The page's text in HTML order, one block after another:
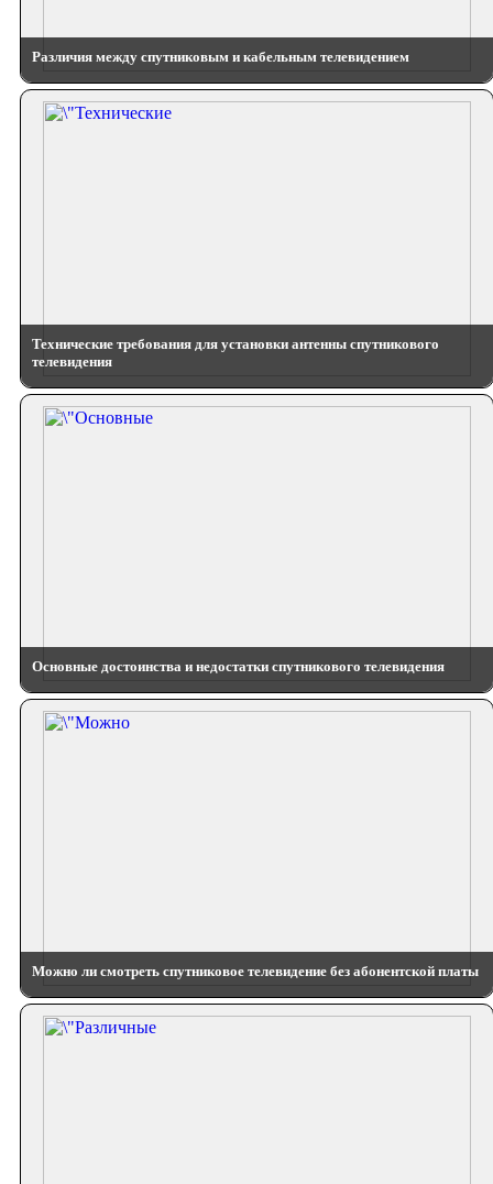
Различия между спутниковым и кабельным телевидением
Технические требования для установки антенны спутникового
телевидения
Основные достоинства и недостатки спутникового телевидения
Можно ли смотреть спутниковое телевидение без абонентской платы